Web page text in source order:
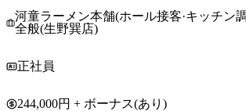
河童ラーメン本舗(ホール接客·キッチン
全般(生野巽店)
正社員
244,000円 + ボーナス(あり)